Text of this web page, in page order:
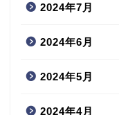
2024年7月
2024年6月
2024年5月
2024年4月